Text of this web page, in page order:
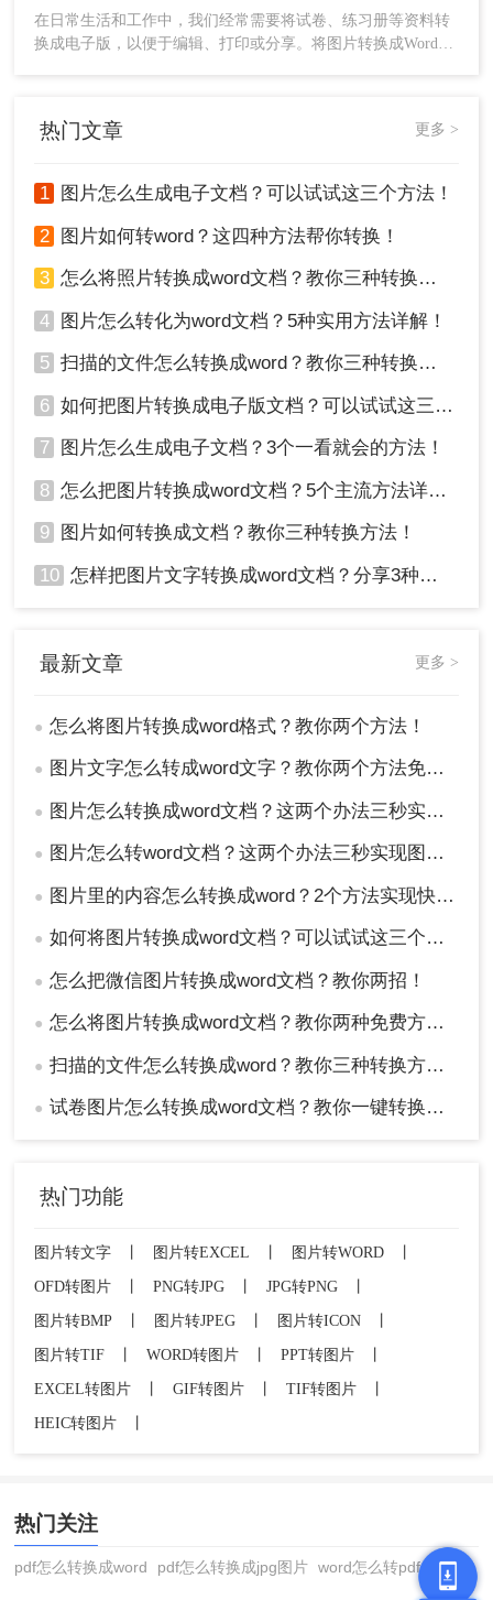
吧！
在日常生活和工作中，我们经常需要将试卷、练习册等资料转
换成电子版，以便于编辑、打印或分享。将图片转换成Word文
热门文章 更多 >
1 图片怎么生成电子文档？可以试试这三个方法！
2 图片如何转word？这四种方法帮你转换！
3 怎么将照片转换成word文档？教你三种转换方法！
4 图片怎么转化为word文档？5种实用方法详解！
5 扫描的文件怎么转换成word？教你三种转换方法！
6 如何把图片转换成电子版文档？可以试试这三个方法！
7 图片怎么生成电子文档？3个一看就会的方法！
8 怎么把图片转换成word文档？5个主流方法详解！
9 图片如何转换成文档？教你三种转换方法！
10 怎样把图片文字转换成word文档？分享3种简单方法，1秒搞定！
最新文章 更多 >
● 怎么将图片转换成word格式？教你两个方法！
● 图片文字怎么转成word文字？教你两个方法免费转换！
● 图片怎么转换成word文档？这两个办法三秒实现图片转文字
● 图片怎么转word文档？这两个办法三秒实现图片转文字
● 图片里的内容怎么转换成word？2个方法实现快速转换！
● 如何将图片转换成word文档？可以试试这三个方法！
● 怎么把微信图片转换成word文档？教你两招！
● 怎么将图片转换成word文档？教你两种免费方法转换！
● 扫描的文件怎么转换成word？教你三种转换方法！
● 试卷图片怎么转换成word文档？教你一键转换成文档格式！
热门功能
图片转文字 图片转EXCEL 图片转WORD
OFD转图片
PNG转JPG JPG转PNG
图片转BMP
图片转JPEG 图片转ICON
图片转TIF
WORD转图片 PPT转图片
EXCEL转图片
GIF转图片 TIF转图片
HEIC转图片
热门关注
pdf怎么转换成word pdf怎么转换成jpg图片 word怎么转pdf